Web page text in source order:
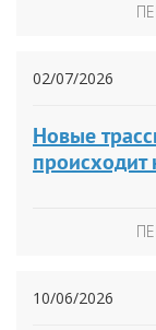
02/07/2026
Новые
происходит
10/06/2026